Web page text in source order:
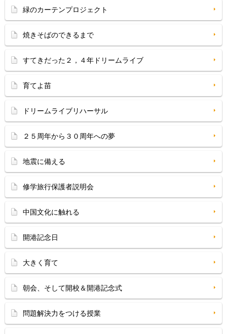
緑のカーテンプロジェクト
焼きそばのできるまで
すてきだった２，４年ドリームライブ
育てよ苗
ドリームライブリハーサル
２５周年から３０周年への夢
地震に備える
修学旅行保護者説明会
中国文化に触れる
開港記念日
大きく育て
朝会、そして開校＆開港記念式
問題解決力をつける授業